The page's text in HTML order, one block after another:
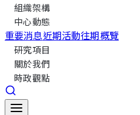
組織架構
中心動態
重要消息近期活動往期概覽
研究項目
關於我們
時政觀點